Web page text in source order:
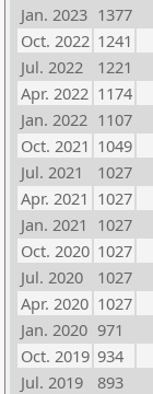
Jan. 2023 1377
Oct. 2022 1241
Jul. 2022
1221
Apr. 2022 1174
Jan. 2022 1107
Oct. 2021 1049
Jul. 2021
1027
Apr. 2021 1027
Jan. 2021 1027
Oct. 2020 1027
Jul. 2020
1027
Apr. 2020 1027
Jan. 2020 971
Oct. 2019 934
Jul. 2019
893